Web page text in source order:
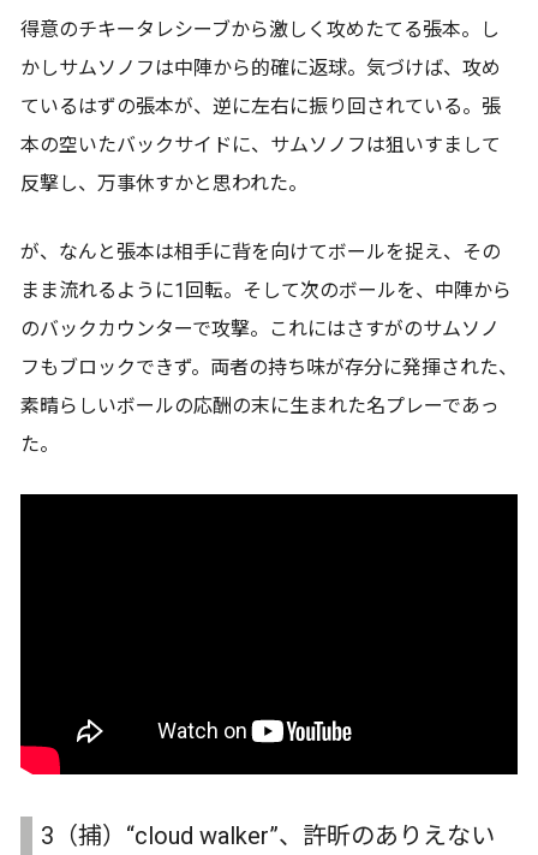
得意のチキータレシーブから激しく攻めたてる張本。し
かしサムソノフは中陣から的確に返球。気づけば、攻め
ているはずの張本が、逆に左右に振り回されている。張
本の空いたバックサイドに、サムソノフは狙いすまして
反撃し、万事休すかと思われた。
が、なんと張本は相手に背を向けてボールを捉え、その
まま流れるように1回転。そして次のボールを、中陣から
のバックカウンターで攻撃。これにはさすがのサムソノ
フもブロックできず。両者の持ち味が存分に発揮された、
素晴らしいボールの応酬の末に生まれた名プレーであっ
た。
3（捕）“cloud walker”、許昕のありえない